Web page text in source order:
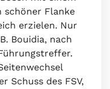
schöner Flanke
erzielen. Nur
Bouidia, nach
Schuss des FSV,